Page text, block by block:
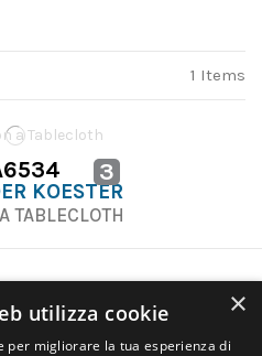
1 Items
3
KOESTER
TABLECLOTH
×
utilizza cookie
per migliorare la tua esperienza di